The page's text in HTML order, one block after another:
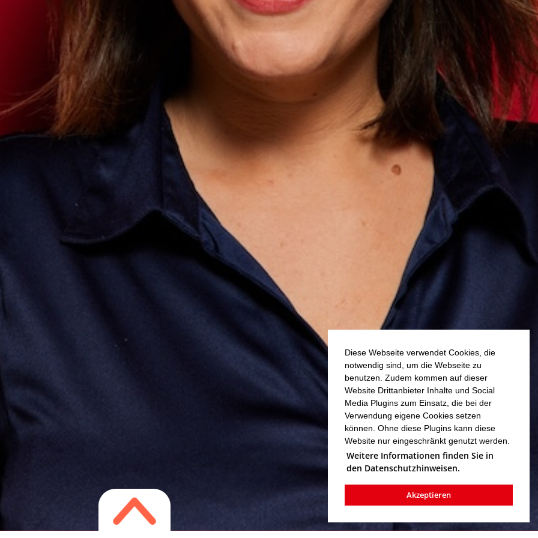
Diese Webseite verwendet Cookies, die
notwendig sind, um die Webseite zu
benutzen. Zudem kommen auf dieser
Website Drittanbieter Inhalte und Social
Media Plugins zum Einsatz, die bei der
Verwendung eigene Cookies setzen
können. Ohne diese Plugins kann diese
Website nur eingeschränkt genutzt werden.
Weitere Informationen finden Sie in
den Datenschutzhinweisen.
Akzeptieren